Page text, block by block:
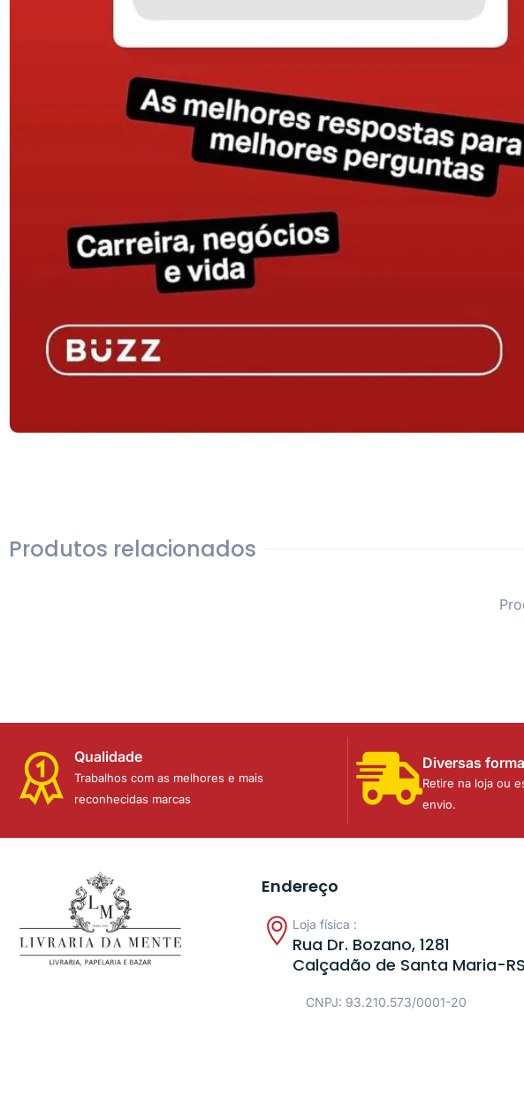
Produtos relacionados
Qualidade
Trabalhos com as melhores e mais
reconhecidas marcas
Diversas
Retire na loja ou
envio.
Endereço
Loja física :
Rua Dr. Bozano, 1281
Calçadão de Santa Maria-RS
CNPJ: 93.210.573/0001-20